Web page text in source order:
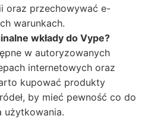
oraz przechowywać e-
warunkach.
wkłady do Vype?
w autoryzowanych
internetowych oraz
kupować produkty
by mieć pewność co do
użytkowania.